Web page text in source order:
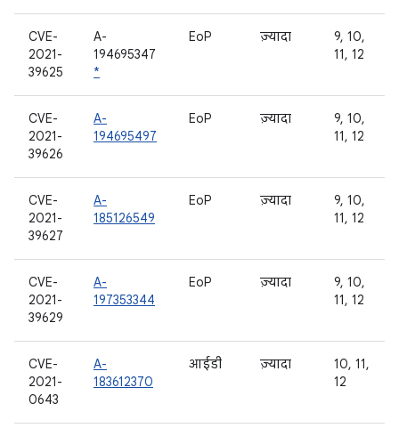
CVE-
2021-
39625
A-
194695347
*
EoP ज़्यादा
9, 10,
11, 12
CVE-
2021-
39626
A-
194695497
EoP ज़्यादा
9, 10,
11, 12
CVE-
2021-
39627
A-
185126549
EoP ज़्यादा
9, 10,
11, 12
CVE-
2021-
39629
A-
197353344
EoP ज़्यादा
9, 10,
11, 12
CVE-
2021-
0643
A-
183612370
आईडी ज़्यादा
10, 11,
12